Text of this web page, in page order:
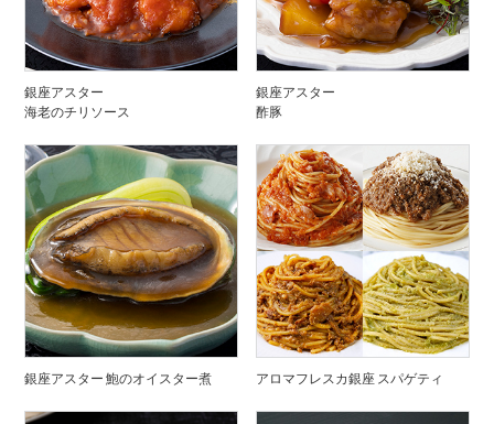
銀座アスター
海老のチリソース
銀座アスター
酢豚
銀座アスター 鮑のオイスター煮 アロマフレスカ銀座 スパゲティ